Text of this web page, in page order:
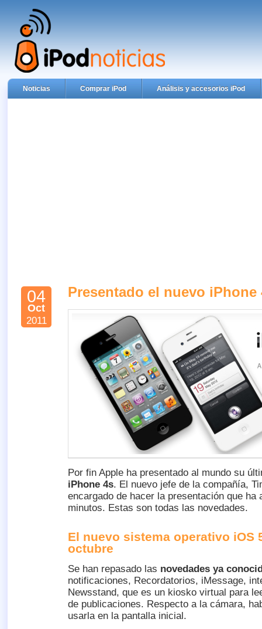
Noticias Comprar iPod Análisis y accesorios iPod
Presentado el nuevo iPhone
04
Oct
2011
Por fin Apple ha presentado al mundo su
iPhone 4s. El nuevo jefe de la compañía,
encargado de hacer la presentación que ha
minutos. Estas son todas las novedades.
El nuevo sistema operativo iOS
octubre
Se han repasado las novedades ya
notificaciones, Recordatorios, iMessage,
Newsstand, que es un kiosko virtual para
de publicaciones. Respecto a la cámara,
usarla en la pantalla inicial.